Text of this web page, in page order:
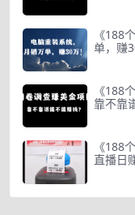
《188
单，赚
《188
靠不靠
《188
直播日